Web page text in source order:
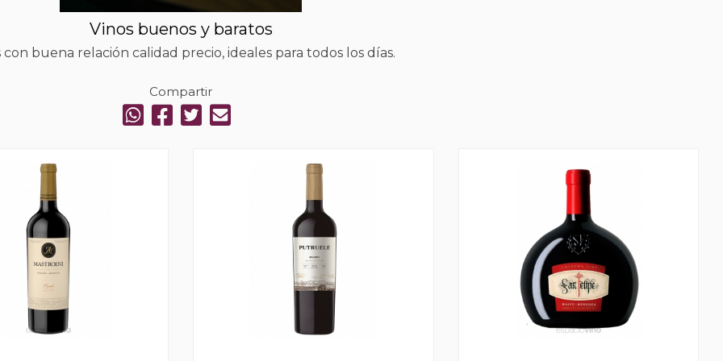
Vinos buenos y baratos
con buena relación calidad precio, ideales para todos los días.
Compartir